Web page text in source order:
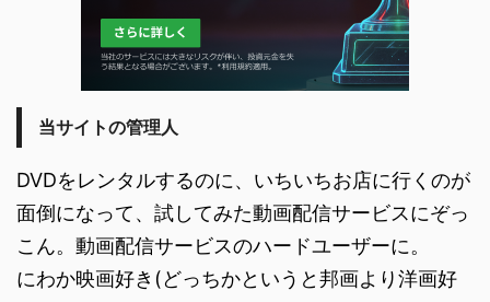
当サイトの管理人
DVDをレンタルするのに、いちいちお店に行くのが
面倒になって、試してみた動画配信サービスにぞっ
こん。動画配信サービスのハードユーザーに。
にわか映画好き(どっちかというと邦画より洋画好